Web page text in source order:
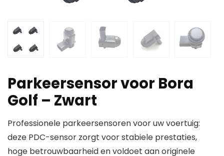
Parkeersensor voor Bora
Golf – Zwart
Professionele parkeersensoren voor uw voertuig:
deze PDC-sensor zorgt voor stabiele prestaties,
hoge betrouwbaarheid en voldoet aan originele